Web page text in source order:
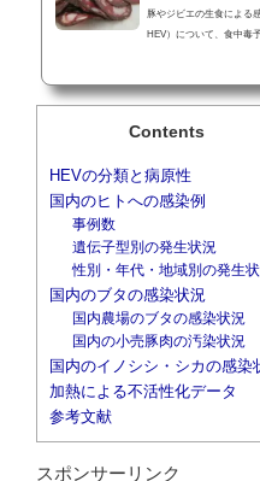
豚やジビエの生食による
HEV）について、食中毒予
Contents
HEVの分類と病原性
国内のヒトへの感染例
事例数
遺伝子型別の発生状況
性別・年代・地域別の発生状
国内のブタの感染状況
国内農場のブタの感染状況
国内の小売豚肉の汚染状況
国内のイノシシ・シカの感染
加熱による不活性化データ
参考文献
スポンサーリンク